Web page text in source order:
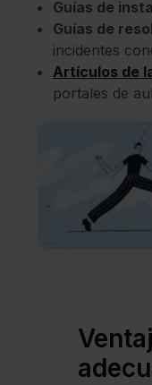
Guías de
Guías de
incidentes
Artículos de
portales de